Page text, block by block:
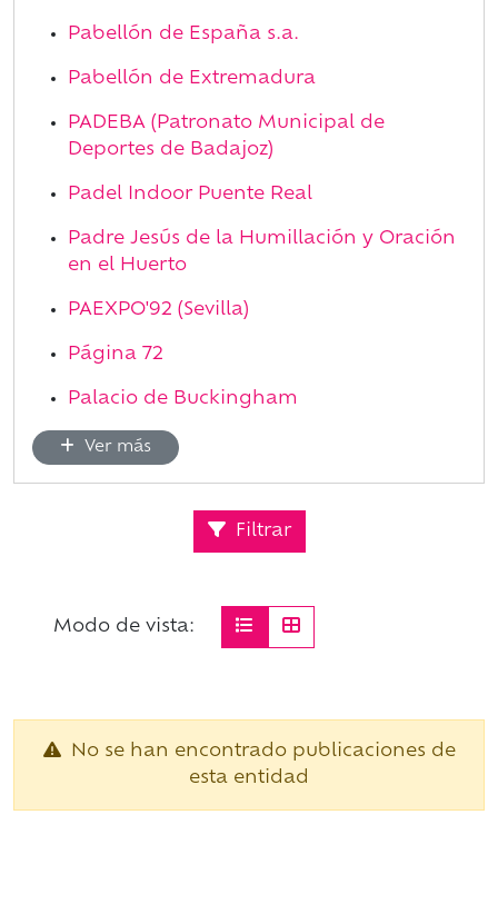
Pabellón de España s.a.
Pabellón de Extremadura
PADEBA (Patronato Municipal de
Deportes de Badajoz)
Padel Indoor Puente Real
Padre Jesús de la Humillación y Oración
en el Huerto
PAEXPO'92 (Sevilla)
Página 72
Palacio de Buckingham
Ver más
Filtrar
Modo de vista:
No se han encontrado publicaciones de
esta entidad